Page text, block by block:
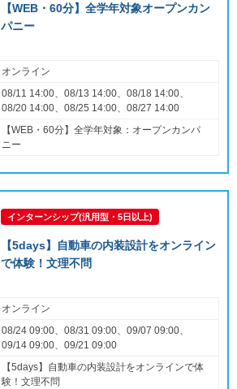
【WEB・60分】全学年対象オープンカン
パニー
オンライン
08/11 14:00、08/13 14:00、08/18 14:00、
08/20 14:00、08/25 14:00、08/27 14:00
【WEB・60分】全学年対象：オープンカンパ
ニー
インターンシップ(汎用型・5日以上)
【5days】自動車の内装設計をオンライン
で体験！文理不問
オンライン
08/24 09:00、08/31 09:00、09/07 09:00、
09/14 09:00、09/21 09:00
【5days】自動車の内装設計をオンラインで体
験！文理不問